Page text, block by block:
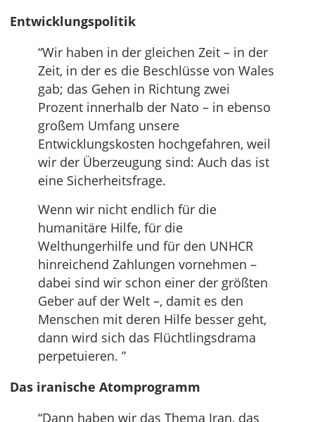
Entwicklungspolitik
“Wir haben in der gleichen Zeit – in der
Zeit, in der es die Beschlüsse von Wales
gab; das Gehen in Richtung zwei
Prozent innerhalb der Nato – in ebenso
großem Umfang unsere
Entwicklungskosten hochgefahren, weil
wir der Überzeugung sind: Auch das ist
eine Sicherheitsfrage.
Wenn wir nicht endlich für die
humanitäre Hilfe, für die
Welthungerhilfe und für den UNHCR
hinreichend Zahlungen vornehmen –
dabei sind wir schon einer der größten
Geber auf der Welt –, damit es den
Menschen mit deren Hilfe besser geht,
dann wird sich das Flüchtlingsdrama
perpetuieren. ”
Das iranische Atomprogramm
“Dann haben wir das Thema Iran, das